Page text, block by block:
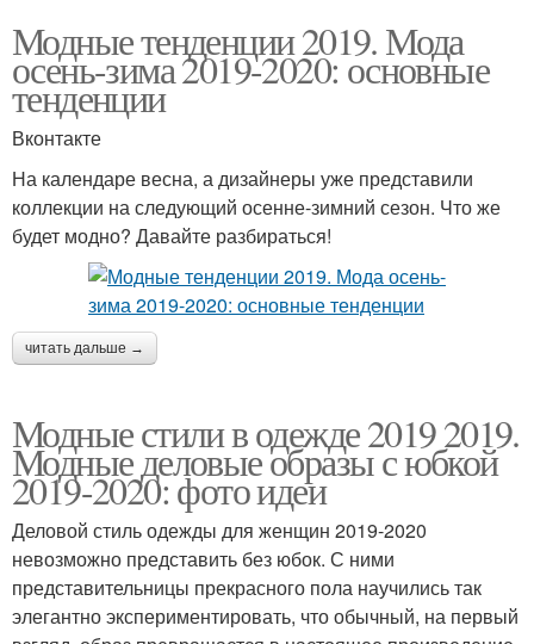
Модные тенденции 2019. Мода
осень-зима 2019-2020: основные
тенденции
Вконтакте
На календаре весна, а дизайнеры уже представили
коллекции на следующий осенне-зимний сезон. Что же
будет модно? Давайте разбираться!
читать дальше →
Модные стили в одежде 2019 2019.
Модные деловые образы с юбкой
2019-2020: фото идеи
Деловой стиль одежды для женщин 2019-2020
невозможно представить без юбок. С ними
представительницы прекрасного пола научились так
элегантно экспериментировать, что обычный, на первый